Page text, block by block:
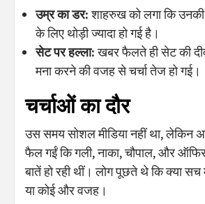
उम्र का डर:शाहरुख को लगा कि उनकी
के लिए थोड़ी ज्यादा हो गई है।
सेट पर हल्ला:खबर फैलते ही सेट की
मना करने की वजह से चर्चा तेज हो गई।
चर्चाओं का दौर
उस समय सोशल मीडिया नहीं था, लेकिन
फैल गईं कि गली, नाका, चौपाल, और
बातें हो रही थीं। लोग पूछते थे कि क्या
या कोई और वजह।